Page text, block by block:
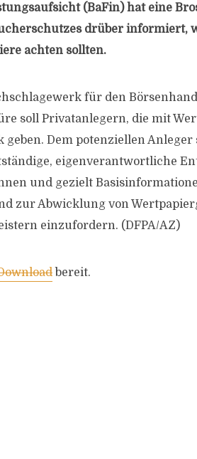
(BaFin) hat eine
drüber informiert,
achten sollten.
für den
soll Privatanlegern, die mit
Dem potenziellen Anleger
eigenverantwortliche
und gezielt
zur Abwicklung von
einzufordern. (DFPA/AZ)
bereit.